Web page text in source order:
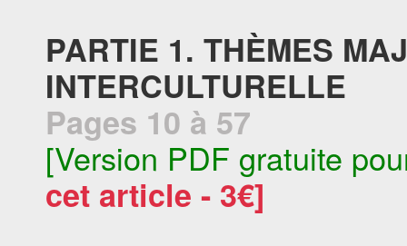
PARTIE 1. THÈMES
INTERCULTURELLE
Pages 10 à 57
[Version PDF gratuite
cet article - 3€]